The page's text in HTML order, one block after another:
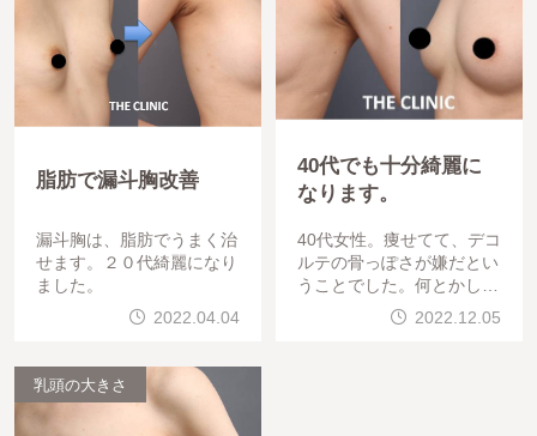
脂肪で漏斗胸改善
漏斗胸は、脂肪でうまく治
せます。２０代綺麗になり
ました。
2022.04.04
40代でも十分綺麗に
なります。
40代女性。痩せてて、デコ
ルテの骨っぽさが嫌だとい
うことでした。何とかしま
しょう。太もも全体から脂
肪吸引し豊胸させていただ
2022.12.05
乳頭の大きさ